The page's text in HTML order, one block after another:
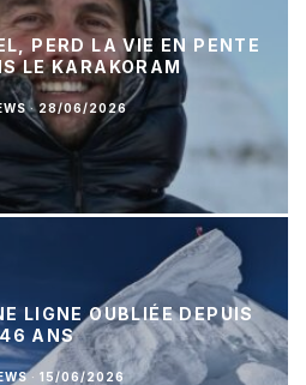
PERD LA VIE EN PENTE
LE KARAKORAM
· 28/06/2026
LIGNE OUBLIÉE DEPUIS
46 ANS
· 15/06/2026